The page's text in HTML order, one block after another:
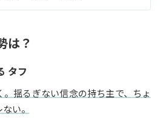
は？
タフ
揺るぎない信念の持ち主で、ちょ
い。